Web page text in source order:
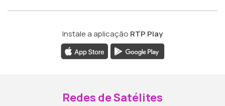
Instale a aplicação RTP Play
Redes de Satélites